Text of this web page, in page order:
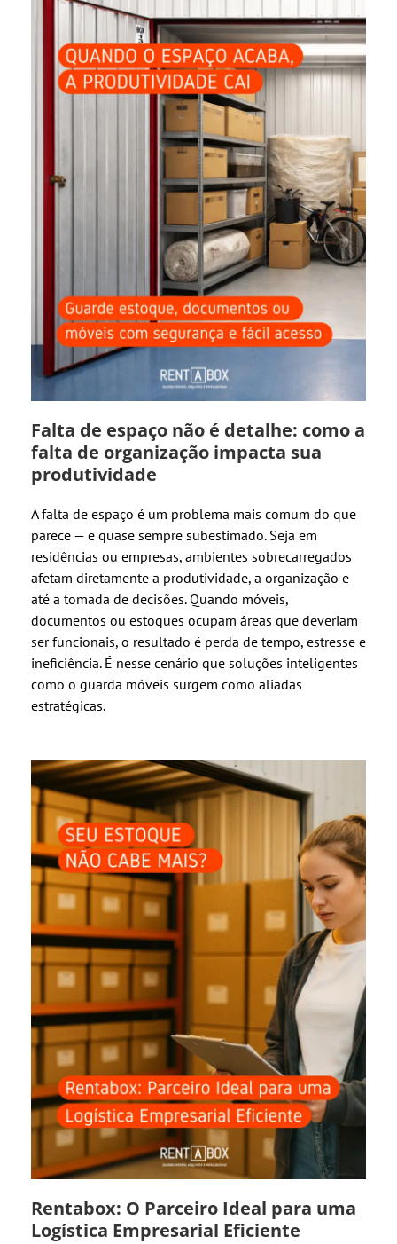
Falta de espaço não é detalhe: como a
falta de organização impacta sua
produtividade
A falta de espaço é um problema mais comum do que
parece — e quase sempre subestimado. Seja em
residências ou empresas, ambientes sobrecarregados
afetam diretamente a produtividade, a organização e
até a tomada de decisões. Quando móveis,
documentos ou estoques ocupam áreas que deveriam
ser funcionais, o resultado é perda de tempo, estresse e
ineficiência. É nesse cenário que soluções inteligentes
como o guarda móveis surgem como aliadas
estratégicas.
Rentabox: O Parceiro Ideal para uma
Logística Empresarial Eficiente